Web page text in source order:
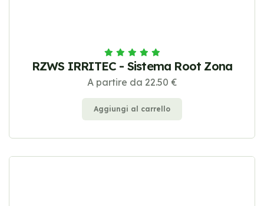
RZWS IRRITEC - Sistema Root Zona
A partire da 22.50 €
Aggiungi al carrello